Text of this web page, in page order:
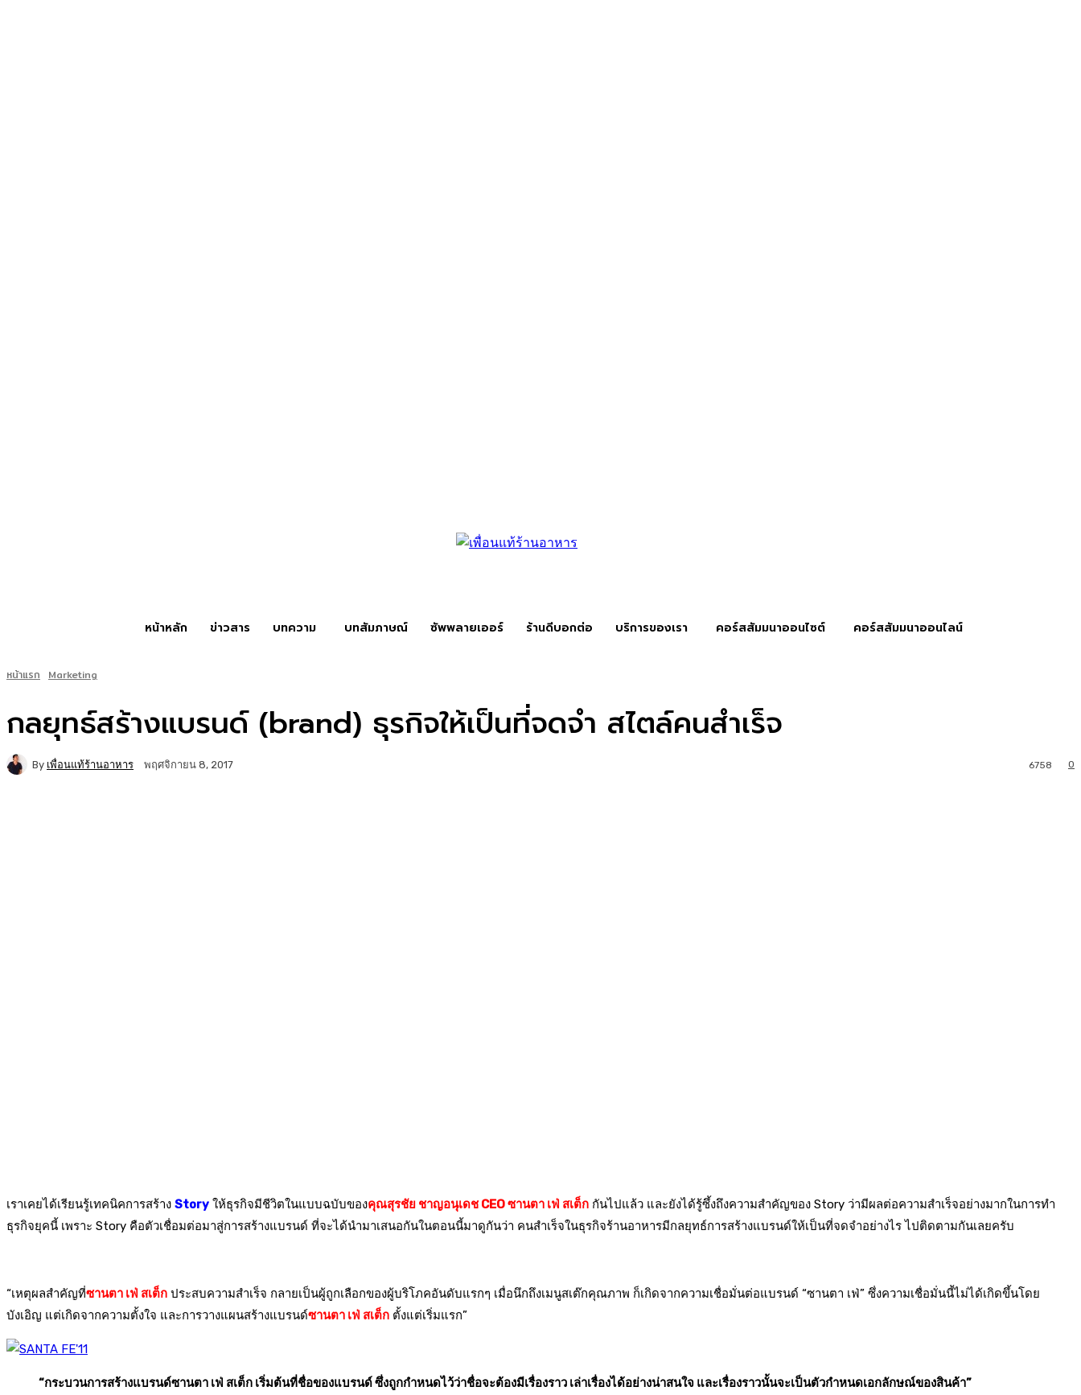
หน้าหลัก ข่าวสาร บทความ บทสัมภาษณ์ ซัพพลายเออร์ ร้านดีบอกต่อ บริการของเรา คอร์สสัมมนาออนไซต์ คอร์สสัมมนาออนไลน์
หน้าแรก Marketing
กลยุทธ์สร้างแบรนด์ (brand) ธุรกิจให้เป็นที่จดจำ สไตล์คนสำเร็จ
By เพื่อนแท้ร้านอาหาร พฤศจิกายน 8, 2017 0
6758
เราเคยได้เรียนรู้เทคนิคการสร้าง Story ให้ธุรกิจมีชีวิตในแบบฉบับของคุณสุรชัย ชาญอนุเดช CEO ซานตา เฟ่ สเต็ก กันไปแล้ว และยังได้รู้ซึ้งถึงความสำคัญของ Story ว่ามีผลต่อความสำเร็จอย่างมากในการทำ
ธุรกิจยุคนี้ เพราะ Story คือตัวเชื่อมต่อมาสู่การสร้างแบรนด์ ที่จะได้นำมาเสนอกันในตอนนี้มาดูกันว่า คนสำเร็จในธุรกิจร้านอาหารมีกลยุทธ์การสร้างแบรนด์ให้เป็นที่จดจำอย่างไร ไปติดตามกันเลยครับ
“เหตุผลสำคัญที่ซานตา เฟ่ สเต็ก ประสบความสำเร็จ กลายเป็นผู้ถูกเลือกของผู้บริโภคอันดับแรกๆ เมื่อนึกถึงเมนูสเต๊กคุณภาพ ก็เกิดจากความเชื่อมั่นต่อแบรนด์ “ซานตา เฟ่” ซึ่งความเชื่อมั่นนี้ไม่ได้เกิดขึ้นโดย
บังเอิญ แต่เกิดจากความตั้งใจ และการวางแผนสร้างแบรนด์ซานตา เฟ่ สเต็ก ตั้งแต่เริ่มแรก”
“กระบวนการสร้างแบรนด์ซานตา เฟ่ สเต็ก เริ่มต้นที่ชื่อของแบรนด์ ซึ่งถูกกำหนดไว้ว่าชื่อจะต้องมีเรื่องราว เล่าเรื่องได้อย่างน่าสนใจ และเรื่องราวนั้นจะเป็นตัวกำหนดเอกลักษณ์ของสินค้า”